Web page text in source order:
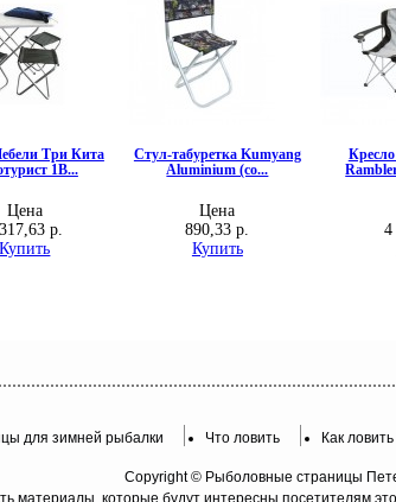
для зимней рыбалки Что ловить Как ловить
Copyright © Рыболовные страницы
материалы, которые будут интересны посетителям